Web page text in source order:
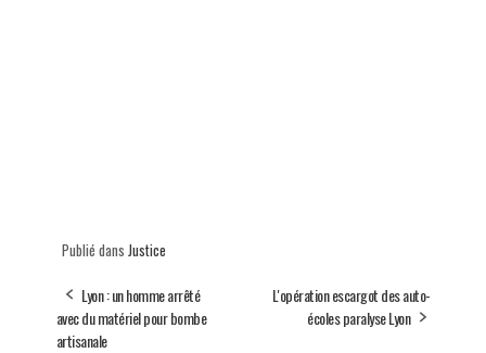
Publié dans Justice
Lyon : un homme arrêté
avec du matériel pour bombe
artisanale
L'opération escargot des auto-
écoles paralyse Lyon